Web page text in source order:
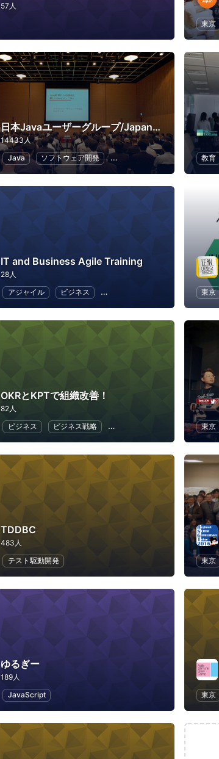
57人
東京
日本Javaユーザーグループ/Japan Java User Group
14433人
Java ソフトウェア開発 プログラミング
教育
IT and Business Agile Training
28人
アジャイル ビジネス ソフトウェア開発
東京
OKRとKPTで組織改善！
82人
ビジネス ビジネス戦略 リーダーシップ
東京
TDDBC
483人
テスト駆動開発
東京
ゆるぎー
189人
JavaScript
東京